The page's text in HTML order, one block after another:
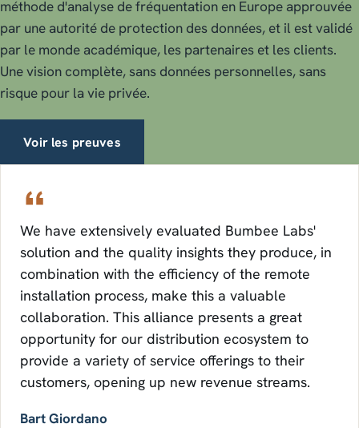
méthode d'analyse de fréquentation en Europe approuvée
par une autorité de protection des données, et il est validé
par le monde académique, les partenaires et les clients.
Une vision complète, sans données personnelles, sans
risque pour la vie privée.
Voir les preuves
We have extensively evaluated Bumbee Labs'
solution and the quality insights they produce, in
combination with the efficiency of the remote
installation process, make this a valuable
collaboration. This alliance presents a great
opportunity for our distribution ecosystem to
provide a variety of service offerings to their
customers, opening up new revenue streams.
Bart Giordano